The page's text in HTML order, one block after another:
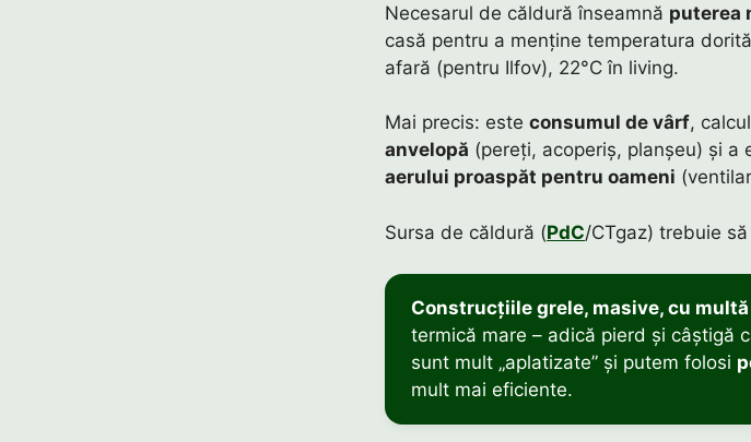
Necesarul de căldură înseamnă puterea
casă pentru a menține temperatura
afară (pentru Ilfov), 22°C în living.
Mai precis: este consumul de vârf,
anvelopă (pereți, acoperiș, planșeu) și a
aerului proaspăt pentru oameni
Sursa de căldură (PdC/CTgaz) trebuie
Construcțiile grele, masive, cu
termică mare – adică pierd și câștigă
sunt mult „aplatizate” și putem folosi
mult mai eficiente.